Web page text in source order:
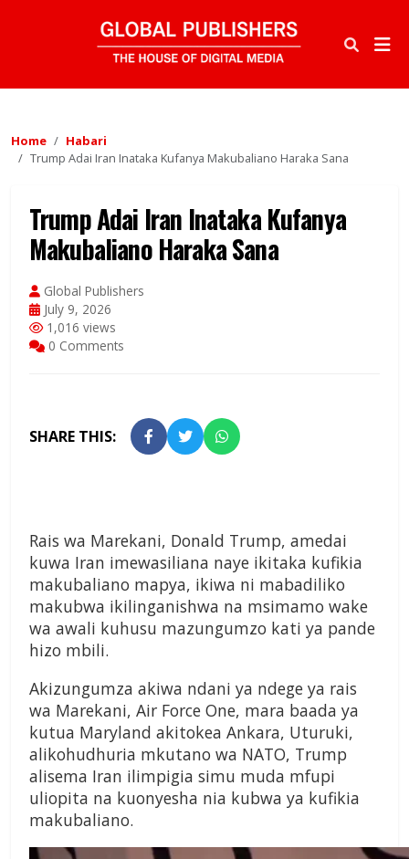
Home
Habari
Trump Adai Iran Inataka Kufanya Makubaliano Haraka Sana
Trump Adai Iran Inataka Kufanya
Makubaliano Haraka Sana
Global Publishers
July 9, 2026
1,016 views
0 Comments
SHARE THIS:
Rais wa Marekani, Donald Trump, amedai
kuwa Iran imewasiliana naye ikitaka kufikia
makubaliano mapya, ikiwa ni mabadiliko
makubwa ikilinganishwa na msimamo wake
wa awali kuhusu mazungumzo kati ya pande
hizo mbili.
Akizungumza akiwa ndani ya ndege ya rais
wa Marekani, Air Force One, mara baada ya
kutua Maryland akitokea Ankara, Uturuki,
alikohudhuria mkutano wa NATO, Trump
alisema Iran ilimpigia simu muda mfupi
uliopita na kuonyesha nia kubwa ya kufikia
makubaliano.